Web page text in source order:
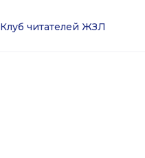
Клуб читателей ЖЗЛ